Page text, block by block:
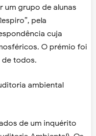
um grupo de alunas
pela
cuja
O prémio foi
de todos.
ambiental
de um inquérito